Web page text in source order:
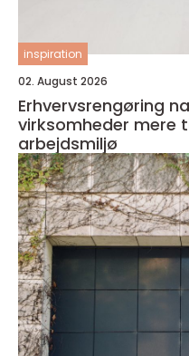
inspiration
02. August 2026
Erhvervsrengøring næstved
virksomheder mere
arbejdsmiljø